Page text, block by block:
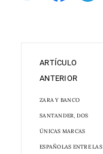
ARTÍCULO
ANTERIOR
ZARA Y BANCO
SANTANDER, DOS
ÚNICAS MARCAS
ESPAÑOLAS ENTRE LAS